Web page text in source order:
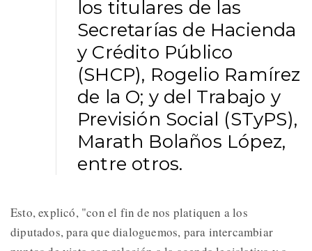
los titulares de las
Secretarías de Hacienda
y Crédito Público
(SHCP), Rogelio Ramírez
de la O; y del Trabajo y
Previsión Social (STyPS),
Marath Bolaños López,
entre otros.
Esto, explicó, "con el fin de nos platiquen a los
diputados, para que dialoguemos, para intercambiar